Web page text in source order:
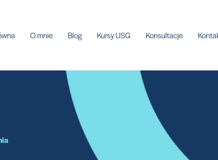
O mnie Blog Kursy USG Konsultacje